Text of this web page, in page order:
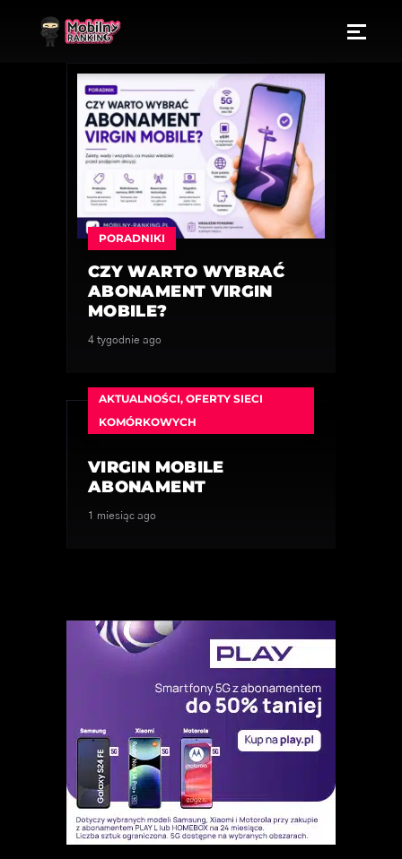
PORADNIKI
CZY WARTO WYBRAĆ
ABONAMENT VIRGIN
MOBILE?
4 tygodnie ago
AKTUALNOŚCI, OFERTY SIECI
KOMÓRKOWYCH
VIRGIN MOBILE
ABONAMENT
1 miesiąc ago